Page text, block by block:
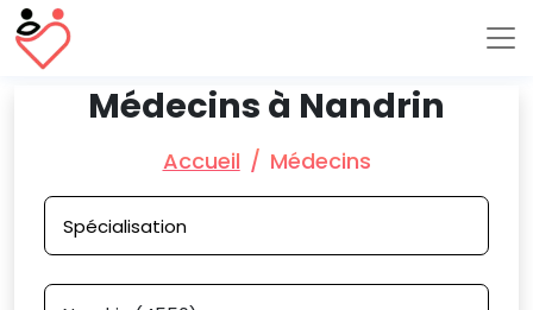
Médecins à Nandrin
Accueil Médecins